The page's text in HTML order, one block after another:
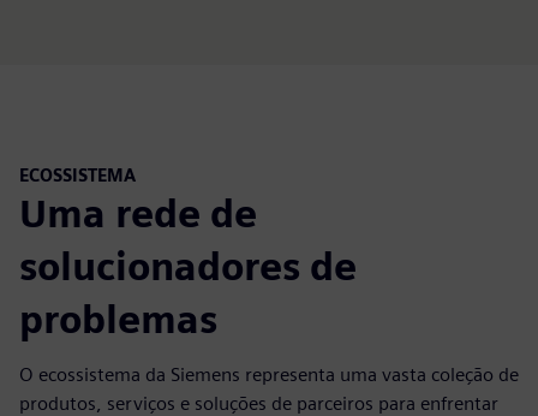
ECOSSISTEMA
Uma rede de
solucionadores de
problemas
O ecossistema da Siemens representa uma vasta coleção de
produtos, serviços e soluções de parceiros para enfrentar